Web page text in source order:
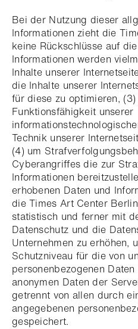
Bei der Nutzung dieser
Informationen zieht die
keine Rückschlüsse auf
Informationen werden
Inhalte unserer
die Inhalte unserer
für diese zu optimieren,
Funktionsfähigkeit unserer
Technik unserer
(4) um
Cyberangriffes die zur
Informationen
erhobenen Daten und
die Times Art Center
statistisch und ferner mit
Datenschutz und die
Unternehmen zu erhöhen,
Schutzniveau für die von
personenbezogenen
anonymen Daten der
getrennt von allen durch
angegebenen
gespeichert.